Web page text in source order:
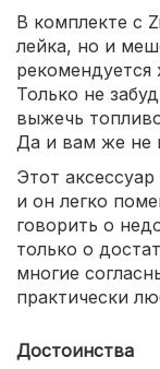
В комплекте с
лейка, но и
рекомендуется
Только не
выжечь
Да и вам же не
Этот
и он легко
говорить о
только о
многие
практически
Достоинства